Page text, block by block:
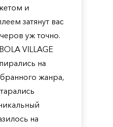
и
затянут вас
уж точно.
VILLAGE
на
жанра,
на